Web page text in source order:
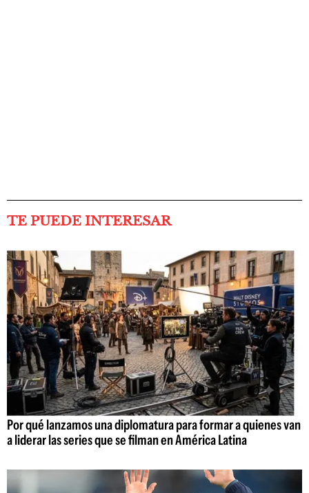
TE PUEDE INTERESAR
Por qué lanzamos una diplomatura para formar a quienes van
a liderar las series que se filman en América Latina